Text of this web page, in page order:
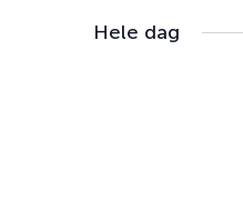
2026
Evenementen
Hele dag